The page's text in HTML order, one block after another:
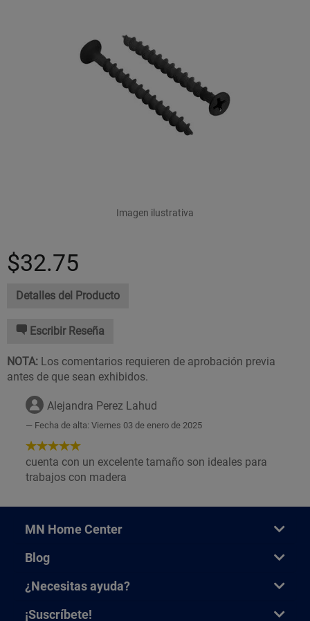
Imagen ilustrativa
$32.75
Detalles del Producto
Escribir Reseña
NOTA: Los comentarios requieren de aprobación previa
antes de que sean exhibidos.
Alejandra Perez Lahud
Fecha de alta: Viernes 03 de enero de 2025
5
de
5
cuenta con un excelente tamaño son ideales para
trabajos con madera
MN Home Center
Blog
¿Necesitas ayuda?
¡Suscríbete!